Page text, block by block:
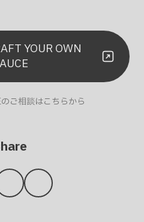
YOUR OWN
ご相談はこちらから